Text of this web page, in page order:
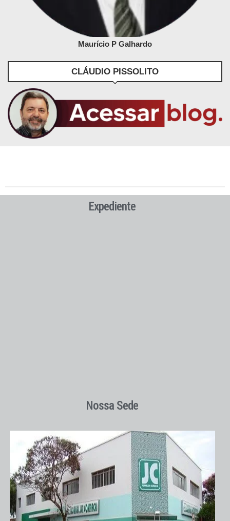
Maurício P Galhardo
CLÁUDIO PISSOLITO
Expediente
Nossa Sede